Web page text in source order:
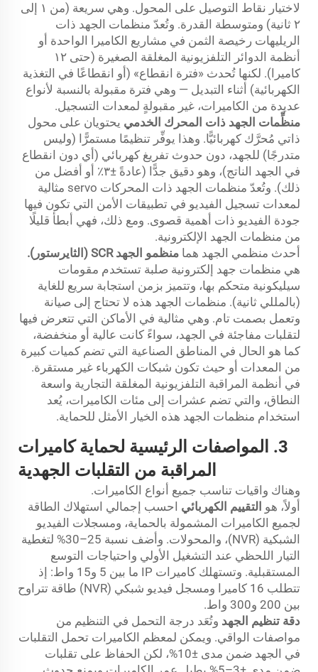
لاختيار نقاط التوصيل على المحول. وهي سريعة (من ١ إلى
٢ ثانية) ومتوسطة القدرة. وتُعدّ منظمات الجهد ذات
الريليهات رخيصة الثمن في مشاريع الكاميرا الواحدة أو
أنظمة الدوائر التلفزيونية المغلقة الصغيرة (حتى ١٢
كاميرا). لكنها تُحدث «فترة انقطاع» (أو انقطاعًا في التغذية
الكهربائية) أثناء التبديل — وهي فترة مقبولة بالنسبة لأنواع
عديدة من الكاميرات، غير مقبولةٍ لمعدات التسجيل.
منظِّمات الجهد ذات المحرك الخدمي يحتويان على محول
ذاتي مُحرَّك كهربائيًّا. وهذا يوفِّر تنظيمًا مستمرًّا (وليس
متدرجًا) للجهد، دون حدوث تفريغ كهربائي (أي دون انقطاع
في الجهد الناتج)، وهو دقيق جدًّا (عادةً ±٣٪ أو أفضل من
ذلك). وتُعدّ منظمات الجهد ذات المحركات servo مثالية
لمعدات تسجيل الفيديو في تطبيقات الأمن التي تكون فيها
جودة الفيديو ذات أهمية قصوى. ومع ذلك، فهي أبطأ قليلًا
من منظمات الجهد الإلكترونية.
أحدث منظمي الجهد هما منظمو الجهد SCR (الثايرستور).
هي منظمات جهد إلكترونية صلبة تستخدم مقومات
سيليكونية متحكم بها، وتتميز بزمن استجابة سريع للغاية
(بالمللي ثانية). منظمات الجهد هذه لا تحتاج إلى صيانة
وتعمل بصمت تام. وهي مثالية في الأماكن التي تتعرض فيها
لتقلبات مفاجئة في الجهد، سواءً كانت عالية أو منخفضة،
كما هو الحال في المناطق الصناعية التي تضم كميات كبيرة
من المعدات أو حيث تكون شبكات الكهرباء غير مستقرة.
في أنظمة المراقبة التلفزيونية المغلقة التجارية واسعة
النطاق، والتي تضم عشرات إلى مئات الكاميرات، يُعد
استخدام منظمات الجهد هذه الخيار الأمثل للحماية.
3. المواصفات الرئيسية لحماية كاميرات
المراقبة من التقلبات الجهدية
وهناك واقيات تناسب جميع أنواع الكاميرات.
أولاً، هو التقييم الكهربائي احسب إجمالي استهلاك الطاقة
لجميع الكاميرات المشمولة بالحماية، ومسجلات الفيديو
الشبكية (NVR)، والمحولات. وأضف نسبة 25–30% لتغطية
التيار اللحظي عند التشغيل الأولي واحتياجات التوسع
المستقبلية. وتستهلك كاميرات IP ما بين 5 و15 واط: إذ
تتطلب 16 كاميرا ومسجل فيديو شبكي (NVR) طاقة تتراوح
بين 200 و300 واط.
دقة تنظيم الجهد وتُعَد درجة التحمل في التنظيم من
مواصفات الواقي. ويمكن لمعظم الكاميرات تحمل التقلبات
في الجهد ضمن مدى ±10%، لكن الحفاظ على تقلبات